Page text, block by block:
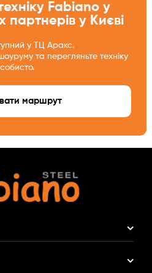
Fabiano у
у Києві
у ТЦ Аракс.
та перегляньте техніку
маршрут